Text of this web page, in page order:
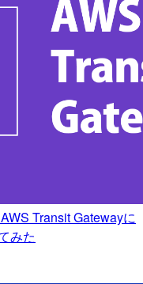
Transit Gatewayに
みた